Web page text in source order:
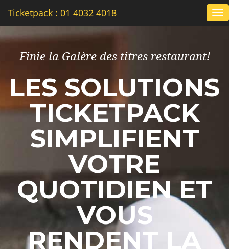
Ticketpack : 01 4032 4018
Finie la Galère des titres restaurant!
LES SOLUTIONS
TICKETPACK
SIMPLIFIENT
VOTRE
QUOTIDIEN ET
VOUS
RENDENT LA